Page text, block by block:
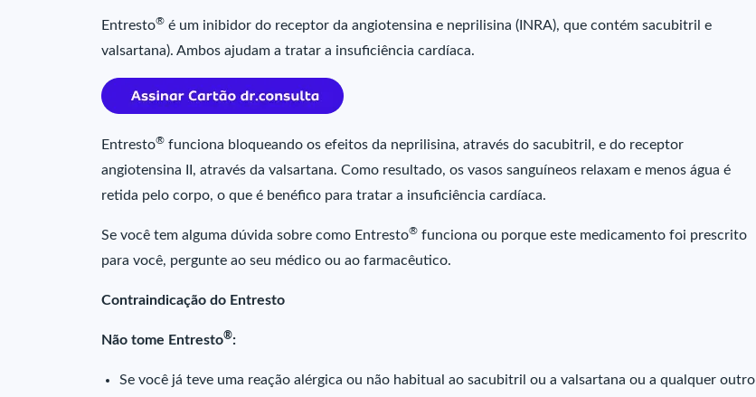
Entresto® é um inibidor do receptor da angiotensina e neprilisina (INRA), que contém sacubitril e
valsartana). Ambos ajudam a tratar a insuficiência cardíaca.
Entresto® funciona bloqueando os efeitos da neprilisina, através do sacubitril, e do receptor
angiotensina II, através da valsartana. Como resultado, os vasos sanguíneos relaxam e menos água é
retida pelo corpo, o que é benéfico para tratar a insuficiência cardíaca.
Se você tem alguma dúvida sobre como Entresto® funciona ou porque este medicamento foi prescrito
para você, pergunte ao seu médico ou ao farmacêutico.
Contraindicação do Entresto
Não tome Entresto®:
Se você já teve uma reação alérgica ou não habitual ao sacubitril ou a valsartana ou a qualquer outro